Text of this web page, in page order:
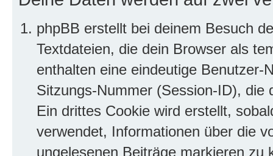
phpBB erstellt bei deinem Besuch
Textdateien, die dein Browser als
enthalten eine eindeutige
Sitzungs-Nummer (Session-ID), die
Ein drittes Cookie wird erstellt,
verwendet, Informationen über die
ungelesenen Beiträge markieren zu